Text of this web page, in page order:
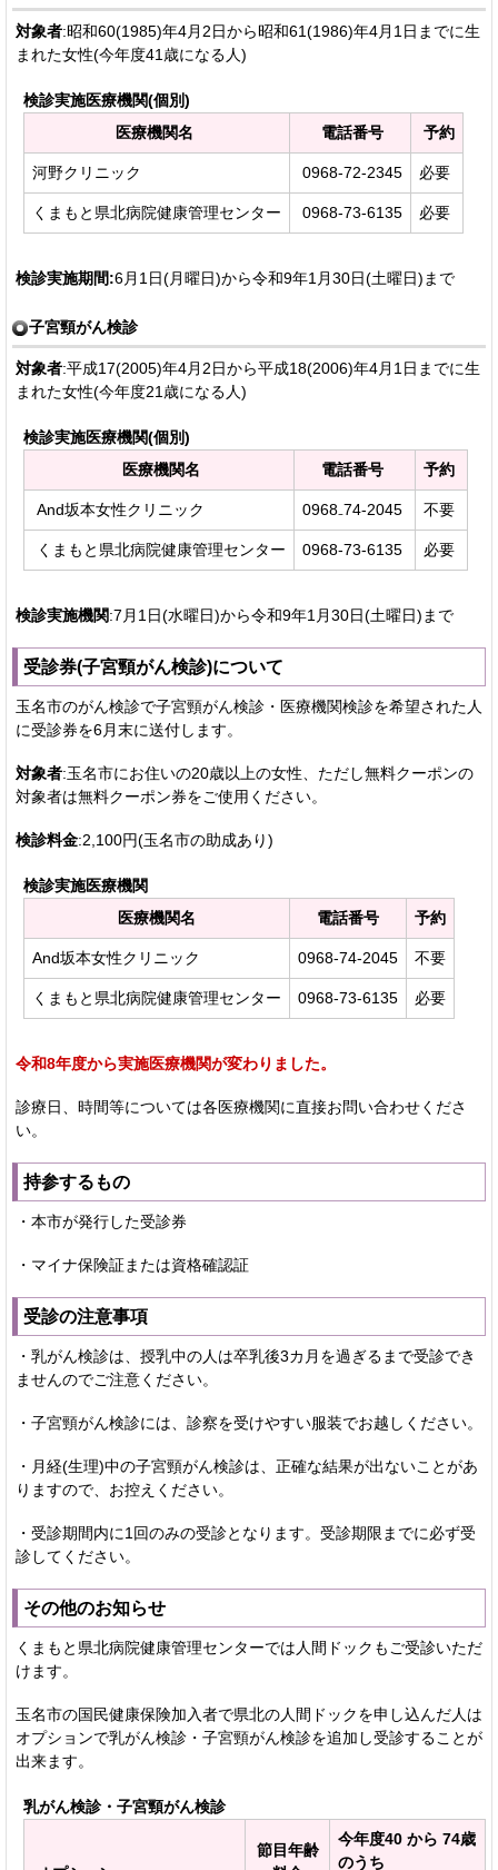
対象者:昭和60(1985)年4月2日から昭和61(1986)年4月1日までに生
まれた女性(今年度41歳になる人)
検診実施医療機関(個別)
医療機関名
電話番号 予約
河野クリニック 0968‐72‐2345 必要
くまもと県北病院健康管理センター 0968‐73‐6135 必要
検診実施期間:6月1日(月曜日)から令和9年1月30日(土曜日)まで
子宮頸がん検診
対象者:平成17(2005)年4月2日から平成18(2006)年4月1日までに生
まれた女性(今年度21歳になる人)
検診実施医療機関(個別)
医療機関名
電話番号 予約
And坂本女性クリニック 0968₋74‐2045 不要
くまもと県北病院健康管理センター 0968‐73‐6135 必要
検診実施機関:7月1日(水曜日)から令和9年1月30日(土曜日)まで
受診券(子宮頸がん検診)について
玉名市のがん検診で子宮頸がん検診・医療機関検診を希望された人
に受診券を6月末に送付します。
対象者:玉名市にお住いの20歳以上の女性、ただし無料クーポンの
対象者は無料クーポン券をご使用ください。
検診料金:2,100円(玉名市の助成あり)
検診実施医療機関
医療機関名
電話番号 予約
And坂本女性クリニック 0968-74-2045 不要
くまもと県北病院健康管理センター 0968-73-6135 必要
令和8年度から実施医療機関が変わりました。
診療日、時間等については各医療機関に直接お問い合わせくださ
い。
持参するもの
・本市が発行した受診券
・マイナ保険証または資格確認証
受診の注意事項
・乳がん検診は、授乳中の人は卒乳後3カ月を過ぎるまで受診でき
ませんのでご注意ください。
・子宮頸がん検診には、診察を受けやすい服装でお越しください。
・月経(生理)中の子宮頸がん検診は、正確な結果が出ないことがあ
りますので、お控えください。
・受診期間内に1回のみの受診となります。受診期限までに必ず受
診してください。
その他のお知らせ
くまもと県北病院健康管理センターでは人間ドックもご受診いただ
けます。
玉名市の国民健康保険加入者で県北の人間ドックを申し込んだ人は
オプションで乳がん検診・子宮頸がん検診を追加し受診することが
出来ます。
乳がん検診・子宮頸がん検診
節目年齢
今年度40 から 74歳
のうち